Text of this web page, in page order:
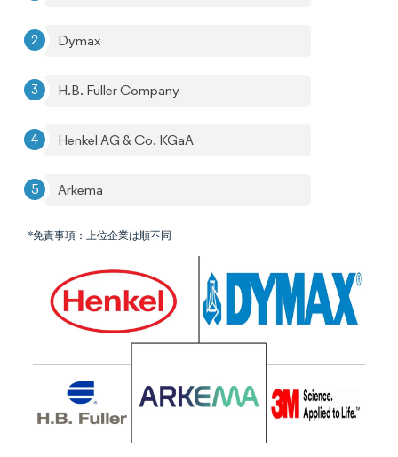
Dymax
H.B. Fuller Company
Henkel AG & Co. KGaA
Arkema
*免責事項：上位企業は順不同